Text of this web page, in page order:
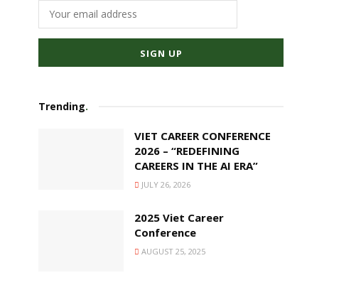
Trending.
VIET CAREER CONFERENCE
2026 – “REDEFINING
CAREERS IN THE AI ERA”
JULY 26, 2026
2025 Viet Career
Conference
AUGUST 25, 2025